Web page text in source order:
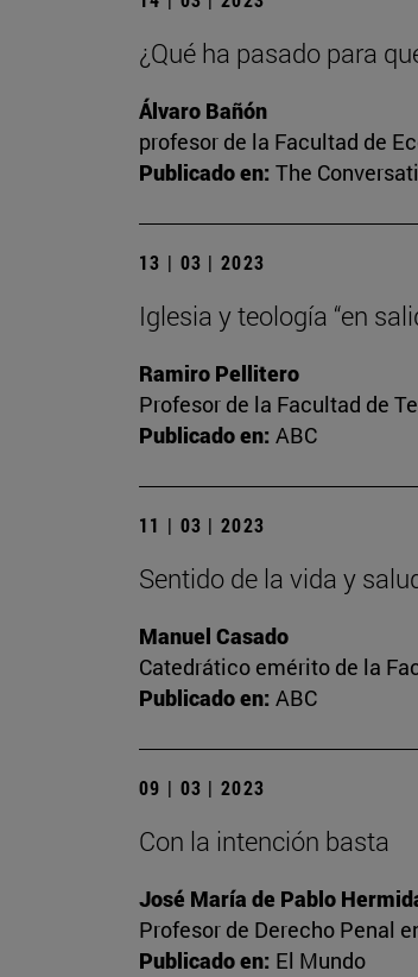
¿Qué ha pasado para
Álvaro Bañón
profesor de la Facultad de
Publicado en: The
13 | 03 | 2023
Iglesia y teología “en
Ramiro Pellitero
Profesor de la Facultad de
Publicado en: ABC
11 | 03 | 2023
Sentido de la vida y
Manuel Casado
Catedrático emérito de la
Publicado en: ABC
09 | 03 | 2023
Con la intención basta
José María de Pablo
Profesor de Derecho Penal
Publicado en: El Mundo